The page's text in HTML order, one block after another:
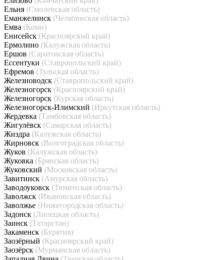
Ельня (Смоленская область)
Еманжелинск (Челябинская область)
Емва (Коми)
Енисейск (Красноярский край)
Ермолино (Калужская область)
Ершов (Саратовская область)
Ессентуки (Ставропольский край)
Ефремов (Тульская область)
Железноводск (Ставропольский край)
Железногорск (Красноярский край)
Железногорск (Курская область)
Железногорск-Илимский (Иркутская область)
Жердевка (Тамбовская область)
Жигулёвск (Самарская область)
Жиздра (Калужская область)
Жирновск (Волгоградская область)
Жуков (Калужская область)
Жуковка (Брянская область)
Жуковский (Московская область)
Завитинск (Амурская область)
Заводоуковск (Тюменская область)
Заволжск (Ивановская область)
Заволжье (Нижегородская область)
Задонск (Липецкая область)
Заинск (Татарстан)
Закаменск (Бурятия)
Заозёрный (Красноярский край)
Заозёрск (Мурманская область)